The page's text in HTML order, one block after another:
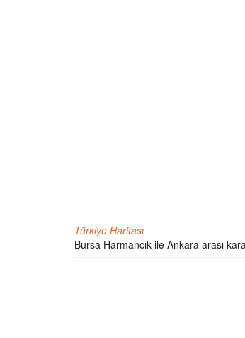
Türkiye Haritası
Bursa Harmancık ile Ankara arası